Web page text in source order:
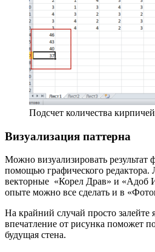
Подсчет количества
Визуализация паттерна
Можно визуализировать результат
помощью графического редактора.
векторные «Корел Драв» и «Адоб
опыте можно все сделать и в
На крайний случай просто
впечатление от рисунка поможет
будущая стена.